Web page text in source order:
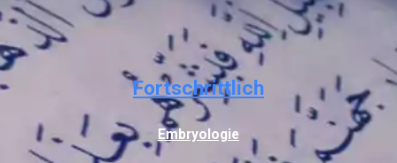
Fortschrittlich
Embryologie